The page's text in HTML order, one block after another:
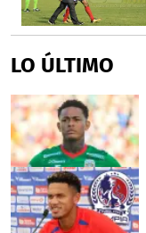
LO ÚLTIMO